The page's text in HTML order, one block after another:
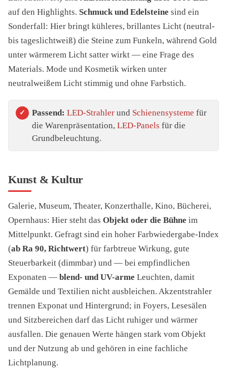
auf den Highlights. Schmuck und Edelsteine sind ein
Sonderfall: Hier bringt kühleres, brillantes Licht (neutral-
bis tageslichtweiß) die Steine zum Funkeln, während Gold
unter wärmerem Licht satter wirkt — eine Frage des
Materials. Mode und Kosmetik wirken unter
neutralweißem Licht stimmig und ohne Farbstich.
Passend: LED-Strahler und Schienensysteme für
die Warenpräsentation, LED-Panels für die
Grundbeleuchtung.
Kunst & Kultur
Galerie, Museum, Theater, Konzerthalle, Kino, Bücherei,
Opernhaus: Hier steht das Objekt oder die Bühne im
Mittelpunkt. Gefragt sind ein hoher Farbwiedergabe-Index
(ab Ra 90, Richtwert) für farbtreue Wirkung, gute
Steuerbarkeit (dimmbar) und — bei empfindlichen
Exponaten — blend- und UV-arme Leuchten, damit
Gemälde und Textilien nicht ausbleichen. Akzentstrahler
trennen Exponat und Hintergrund; in Foyers, Lesesälen
und Sitzbereichen darf das Licht ruhiger und wärmer
ausfallen. Die genauen Werte hängen stark vom Objekt
und der Nutzung ab und gehören in eine fachliche
Lichtplanung.